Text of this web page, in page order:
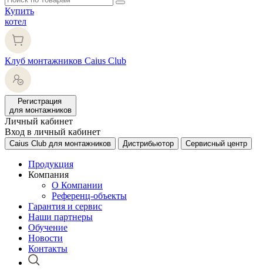
Купить
котел
Клуб монтажников Caius Club
Регистрация
для монтажников
Личный кабинет
Вход в личный кабинет
Caius Club для монтажников Дистрибьютор Сервисный центр
Продукция
Компания
О Компании
Референц-объекты
Гарантия и сервис
Наши партнеры
Обучение
Новости
Контакты